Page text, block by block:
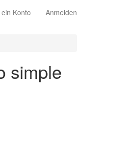
Konto Anmelden
simple